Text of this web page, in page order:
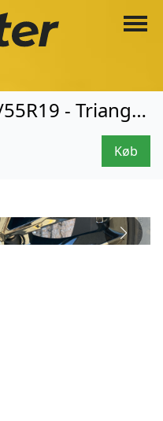
Alu Vinterdæk - 235/55R19 - Triangle (3128)
Køb